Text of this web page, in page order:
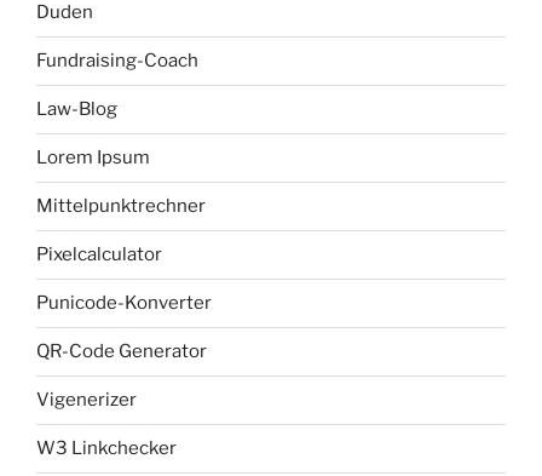
Duden
Fundraising-Coach
Law-Blog
Lorem Ipsum
Mittelpunktrechner
Pixelcalculator
Punicode-Konverter
QR-Code Generator
Vigenerizer
W3 Linkchecker